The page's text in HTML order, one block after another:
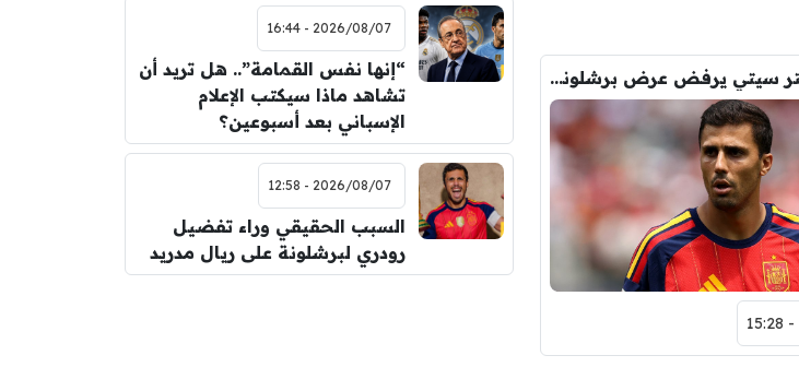
عاجل : مانشستر سيتي يرفض عرض برشلونة الاول لضم رودري.. ويسخر من قيمته
2026/08/07 - 16:44
“إنها نفس القمامة”.. هل تريد أن
تشاهد ماذا سيكتب الإعلام
الإسباني بعد أسبوعين؟
2026/08/07 - 12:58
السبب الحقيقي وراء تفضيل
رودري لبرشلونة على ريال مدريد